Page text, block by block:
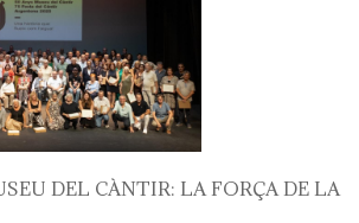
DEL CÀNTIR: LA FORÇA DE LA